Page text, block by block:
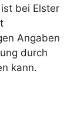
bei Elster
Angaben
durch
kann.